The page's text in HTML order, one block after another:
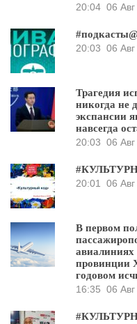
20:04 06
20:03 06
Трагедия
никогда не
экспансии
навсегда
20:03 06
20:01
06
В первом
провинции
годовом
16:35 06